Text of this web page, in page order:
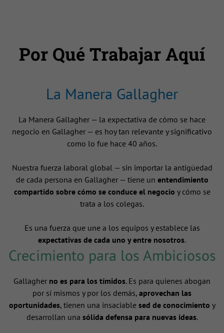
Por Qué Trabajar Aquí
La Manera Gallagher
La Manera Gallagher — la expectativa de cómo se hace
negocio en Gallagher — es hoy tan relevante y significativo
como lo fue hace 40 años.
Nuestra fuerza laboral global — sin importar la antigüedad
de cada persona en Gallagher — tiene un entendimiento
compartido sobre cómo se conduce el negocio y cómo se
trata a los colegas.
Es una fuerza que une a los equipos y establece las
expectativas de cada uno y entre nosotros.
Crecimiento para los Ambiciosos
Gallagher no es para los tímidos. Es para quienes abogan
por sí mismos y por los demás, aprovechan las
oportunidades, tienen una insaciable sed de conocimiento y
desarrollan una sólida defensa para nuevas ideas.